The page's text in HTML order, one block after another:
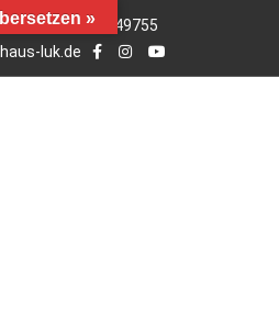
01742949755
luk.de
»